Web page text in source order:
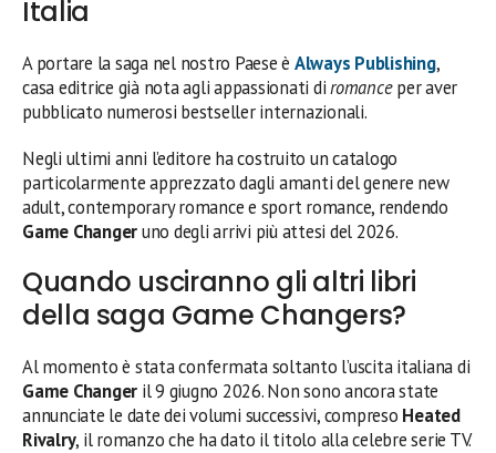
Italia
A portare la saga nel nostro Paese è Always Publishing,
casa editrice già nota agli appassionati diromanceper aver
pubblicato numerosi bestseller internazionali.
Negli ultimi anni l’editore ha costruito un catalogo
particolarmente apprezzato dagli amanti del genere new
adult, contemporary romance e sport romance, rendendo
Game Changeruno degli arrivi più attesi del 2026.
Quando usciranno gli altri libri
della saga Game Changers?
Al momento è stata confermata soltanto l’uscita italiana di
Game Changer il 9 giugno 2026. Non sono ancora state
annunciate le date dei volumi successivi, compreso Heated
Rivalry, il romanzo che ha dato il titolo alla celebre serie TV.